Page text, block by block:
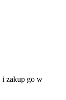
i zakup go w